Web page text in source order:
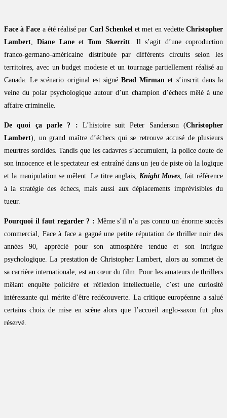
Face à Face a été réalisé par Carl Schenkel et met en vedetteChristopher
Lambert ,Diane LaneetTom Skerritt. Il s’agit d’une coproduction
franco-germano-américaine distribuée par différents circuits selon les
territoires, avec un budget modeste et un tournage partiellement réalisé au
Canada. Le scénario original est signéBrad Mirman et s’inscrit dans la
veine du polar psychologique autour d’un champion d’échecs mêlé à une
affaire criminelle.
De quoi ça parle ? : L’histoire suit Peter Sanderson (Christopher
Lambert), un grand maître d’échecs qui se retrouve accusé de plusieurs
meurtres sordides. Tandis que les cadavres s’accumulent, la police doute de
son innocence et le spectateur est entraîné dans un jeu de piste où la logique
et la manipulation se mêlent. Le titre anglais, Knight Moves , fait référence
à la stratégie des échecs, mais aussi aux déplacements imprévisibles du
tueur.
Pourquoi il faut regarder ? : Même s’il n’a pas connu un énorme succès
commercial, Face à face a gagné une petite réputation de thriller noir des
années 90, apprécié pour son atmosphère tendue et son intrigue
psychologique. La prestation de Christopher Lambert, alors au sommet de
sa carrière internationale, est au cœur du film. Pour les amateurs de thrillers
mêlant enquête policière et réflexion intellectuelle, c’est une curiosité
intéressante qui mérite d’être redécouverte. La critique européenne a salué
certains choix de mise en scène alors que l’accueil anglo-saxon fut plus
réservé.